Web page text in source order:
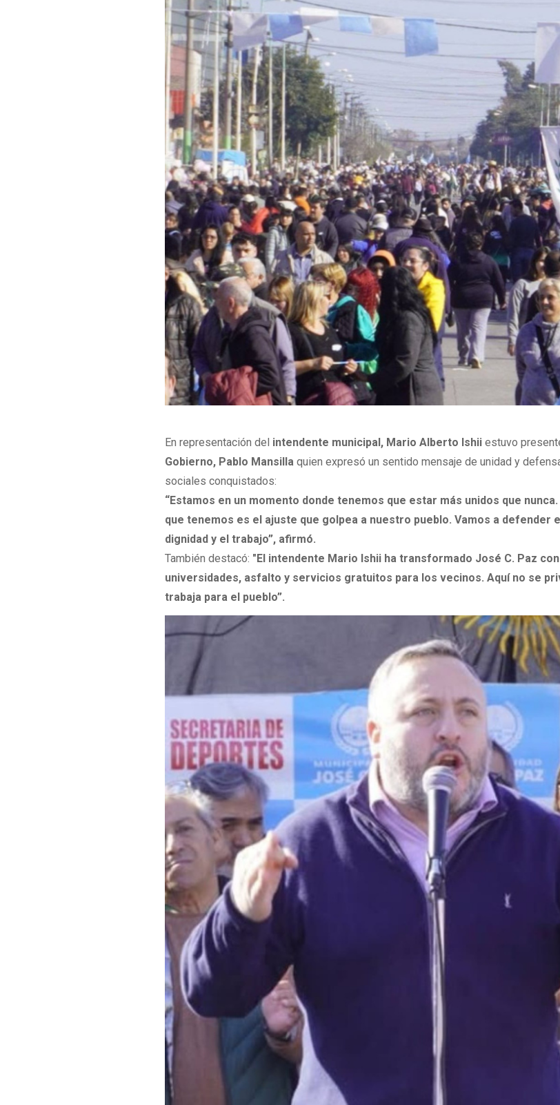
En representación del intendente municipal, Mario Alberto Ishii estuvo
Gobierno, Pablo Mansilla quien expresó un sentido mensaje de unidad y
sociales conquistados:
“Estamos en un momento donde tenemos que estar más unidos que
que tenemos es el ajuste que golpea a nuestro pueblo. Vamos a defender
dignidad y el trabajo”, afirmó.
También destacó: "El intendente Mario Ishii ha transformado José C. Paz
universidades, asfalto y servicios gratuitos para los vecinos. Aquí no se
trabaja para el pueblo”.